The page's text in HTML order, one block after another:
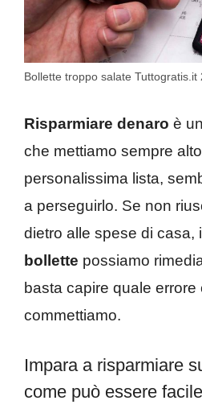
Bollette troppo salate Tuttogratis.it
Risparmiare denaro è
che mettiamo sempre
personalissima lista,
a perseguirlo. Se non
dietro alle spese di casa,
bollette possiamo
basta capire quale errore
commettiamo.
Impara a risparmiare
come può essere facile